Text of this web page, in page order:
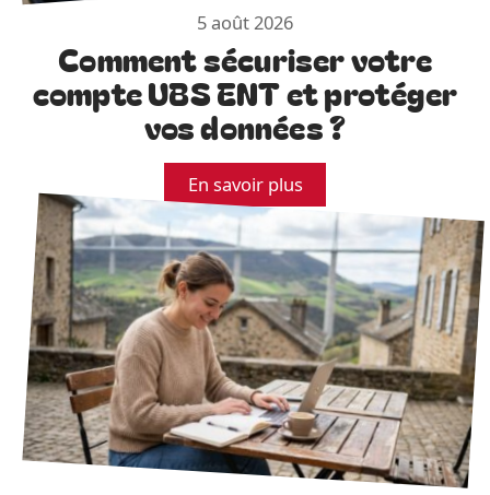
5 août 2026
Comment sécuriser votre
compte UBS ENT et protéger
vos données ?
En savoir plus